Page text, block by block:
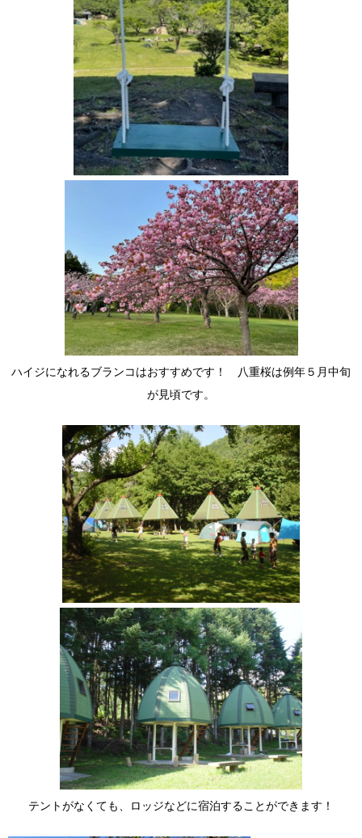
ハイジになれるブランコはおすすめです！ 八重桜は例年５月中旬
が見頃です。
テントがなくても、ロッジなどに宿泊することができます！